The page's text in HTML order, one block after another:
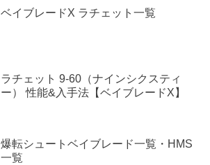
ベイブレードX ラチェット一覧
ラチェット 9-60（ナインシクスティ
ー） 性能&入手法【ベイブレードX】
爆転シュートベイブレード一覧・HMS
一覧